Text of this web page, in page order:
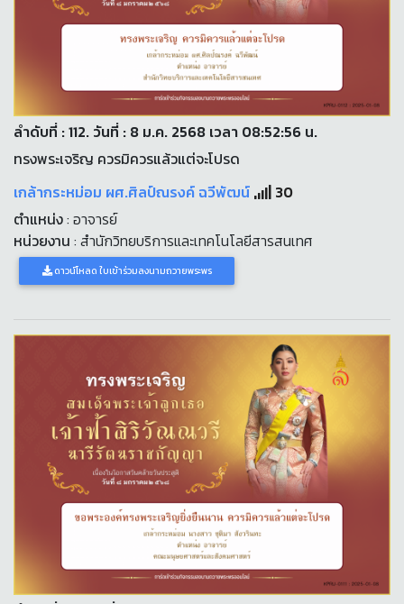
ลำดับที่ : 112. วันที่ : 8 ม.ค. 2568 เวลา 08:52:56 น.
ทรงพระเจริญ ควรมิควรแล้วแต่จะโปรด
เกล้ากระหม่อม ผศ.ศิลป์ณรงค์ ฉวีพัฒน์
30
ตำแหน่ง: อาจารย์
หน่วยงาน : สำนักวิทยบริการและเทคโนโลยีสารสนเทศ
ดาวน์โหลด ใบเข้าร่วมลงนามถวายพระพร